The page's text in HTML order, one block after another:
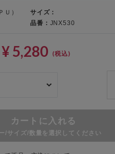
Ｕ）
サイズ：
品番： JNX530
¥ 5,280 (税込)
カートに入れる
/サイズ/数量を選択してください